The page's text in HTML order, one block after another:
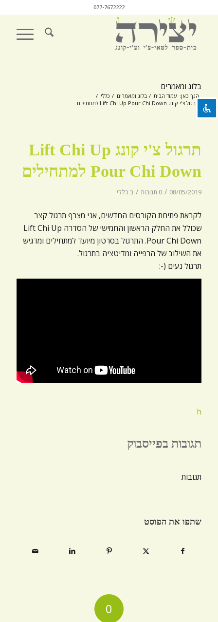
visibility_off השבת את ההבזקים
settings צבע רקע
zoom_out זום (הקטנה)
remove_circle_outline הקטנת גופן
הגדלת גופן
brightness_low ניגודיות כהה
format_underlined הוסף קו תחתון לקישורים
font_download סמן קישורים
077-7672222
בלוג ומאמרים
הנך כאן: עמוד הבית / בלוג ומאמרים / כללי /
תרגול צ'י קונג Lift Chi Up Pour Chi Down למתחילים
תרגול צ'י קונג Lift Chi Up
Pour Chi Down למתחילים
08/05/2019
/ 0 תגובות / ב כללי
לקראת פתיחת הקורסים החדשים, אני מצרף תרגול קצר
שכולל את החלק הראשון והחמישי של הסדרה Lift Chi Up
Pour Chi Down. התרגול בסרטון מיועד למתחילים ומדגיש
את השילוב של הרפייה ומדיטציה בתרגול.
תרגול נעים (-:
h
תגובות בפייסבוק
תגובות
שתפו את הפוסט
0